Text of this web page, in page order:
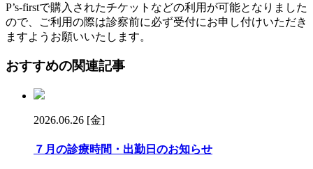
P’s-firstで購入されたチケットなどの利用が可能となりました
ので、ご利用の際は診察前に必ず受付にお申し付けいただき
ますようお願いいたします。
おすすめの関連記事
2026.06.26 [金]
７月の診療時間・出勤日のお知らせ